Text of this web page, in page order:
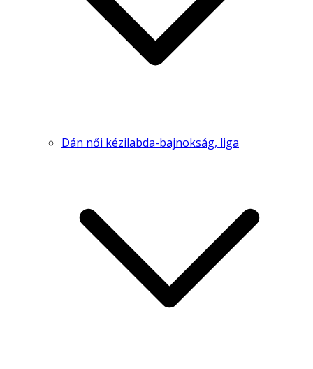
Dán női kézilabda-bajnokság, liga